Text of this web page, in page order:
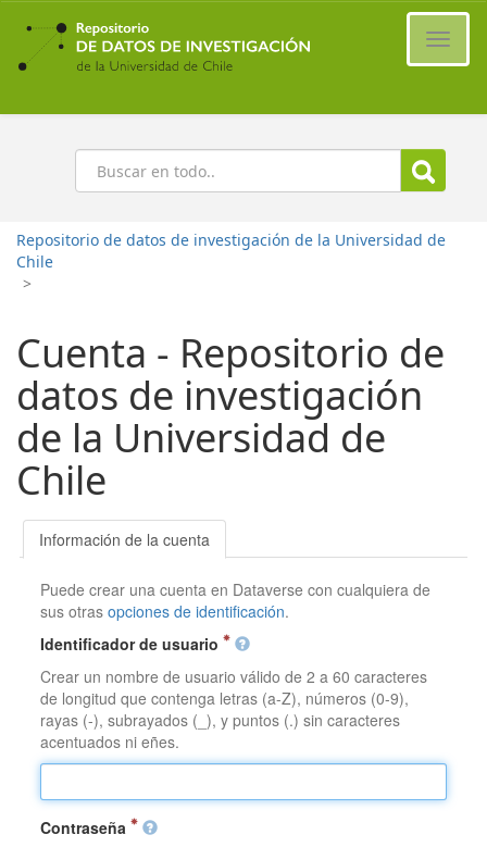
Ir
contenido
principal
Buscar
Repositorio de datos de investigación de la Universidad de
Chile
>
Cuenta - Repositorio de
datos de investigación
de la Universidad de
Chile
Información de la cuenta
Puede crear una cuenta en Dataverse con cualquiera de
sus otrasopciones de identificación.
Identificador de usuario
Crear un nombre de usuario válido de 2 a 60 caracteres
de longitud que contenga letras (a-Z), números (0-9),
rayas (-), subrayados (_), y puntos (.) sin caracteres
acentuados ni eñes.
Contraseña